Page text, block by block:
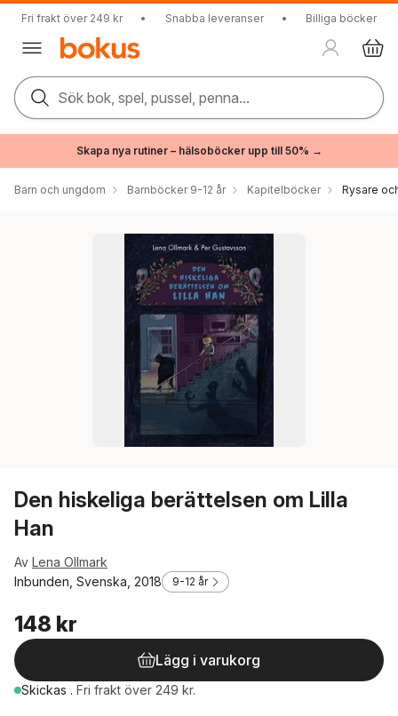
Fri frakt över 249 kr • Snabba leveranser • Billiga böcker
Sök bok, spel, pussel, penna...
Skapa nya rutiner – hälsoböcker upp till 50% →
Barn och ungdom Barnböcker 9-12 år Kapitelböcker Rysare
Den hiskeliga berättelsen om Lilla
Han
Av Lena Ollmark
Inbunden, Svenska, 2018
9-12 år
148 kr
Lägg i varukorg
Skickas . Fri frakt över 249 kr.